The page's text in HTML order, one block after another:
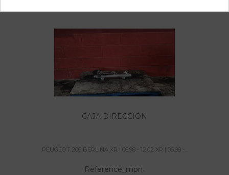
CAJA DIRECCION
PEUGEOT 206 BERLINA XR | 06.98 - 12.02 XR | 06.98 -...
Reference_mpn-